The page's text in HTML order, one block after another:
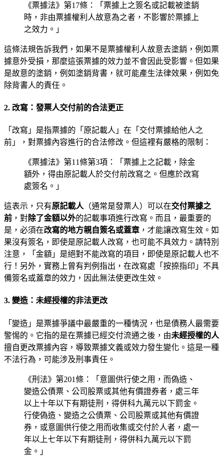
《票據法》第17條：「票據上之簽名或記載被塗銷
時，非由票據權利人故意為之者，不影響於票據上
之效力。」
這條法規告訴我們，如果不是票據權利人故意去塗銷，例如票
據意外受損，那麼這張票據的效力並不會因此受影響。但如果
是故意的塗銷，例如塗銷背書，就可能產生法律效果，例如免
除背書人的責任。
2. 改寫：發票人交付前的合法更正
「改寫」是指票據的「原記載人」在「交付票據給他人之
前」，對票據內容進行的合法修改。但這裡有嚴格的限制：
《票據法》第11條第3項：「票據上之記載，除金
額外，得由原記載人於交付前改寫之。但應於改寫
處簽名。」
這表示，只有原記載人 （通常是發票人）可以在交付票據之
前 ，對除了金額以外的記載事項進行改寫。而且，最重要的
是，必須在改寫的地方親自簽名或蓋章 ，才能讓改寫生效。如
果沒有簽名，即使是原記載人改寫，也可能不具效力。請特別
注意，「金額」是絕對不能改寫的項目，即使是原記載人也不
行！另外，實務上曾有判例指出，在改寫處「按捺指印」不具
備簽名或蓋章的效力，因此無法使更改生效。
3. 變造：未經授權的非法更改
「變造」是票據爭議中最嚴重的一種情況，也是債務人最需要
警惕的。它指的是在票據已經交付流通之後，由未經授權的人
擅自更改票據內容，導致票據文義或效力發生變化。這是一種
不法行為，可能涉及刑事責任。
《刑法》第201條：「意圖供行使之用，而偽造、
變造公債票、公司股票或其他有價證券者，處三年
以上十年以下有期徒刑，得併科九萬元以下罰金。
行使偽造、變造之公債票、公司股票或其他有價證
券，或意圖供行使之用而收集或交付於人者，處一
年以上七年以下有期徒刑，得併科九萬元以下罰
金。」